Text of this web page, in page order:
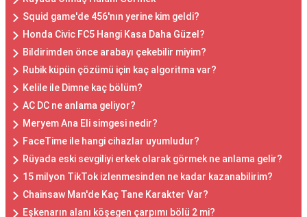
Squid game'de 456'nın yerine kim geldi?
Honda Civic FC5 Hangi Kasa Daha Güzel?
Bildirimden önce arabayı çekebilir miyim?
Rubik küpün çözümü için kaç algoritma var?
Kelile ile Dimne kaç bölüm?
AC DC ne anlama geliyor?
Meryem Ana Eli simgesi nedir?
FaceTime ile hangi cihazlar uyumludur?
Rüyada eski sevgiliyi erkek olarak görmek ne anlama gelir?
15 milyon TikTok izlenmesinden ne kadar kazanabilirim?
Chainsaw Man'de Kaç Tane Karakter Var?
Eşkenarın alanı köşegen çarpımı bölü 2 mi?